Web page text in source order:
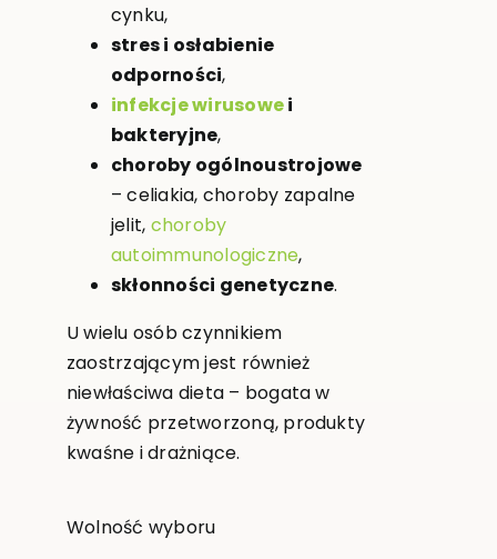
cynku,
stres i osłabienie
odporności,
infekcje wirusowei
bakteryjne,
choroby ogólnoustrojowe
– celiakia, choroby zapalne
jelit, choroby
autoimmunologiczne,
skłonności genetyczne.
U wielu osób czynnikiem
zaostrzającym jest również
niewłaściwa dieta – bogata w
żywność przetworzoną, produkty
kwaśne i drażniące.
Wolność wyboru